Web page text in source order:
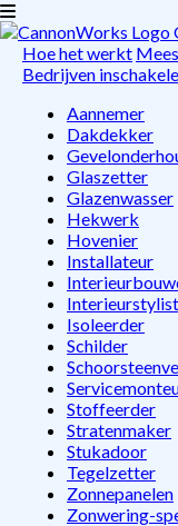
Hoe het werkt
Bedrijven
Aannemer
Dakdekker
Glaszetter
Glazenwasser
Hekwerk
Hovenier
Installateur
Interieurstylist
Isoleerder
Schilder
Stoffeerder
Stratenmaker
Stukadoor
Tegelzetter
Zonnepanelen
Zonwering-